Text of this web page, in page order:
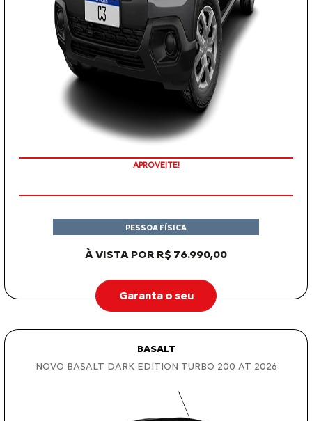
APROVEITE!
À VISTA POR R$ 76.990,00
PESSOA FÍSICA
Garanta o seu
BASALT
NOVO BASALT DARK EDITION TURBO 200 AT 2026